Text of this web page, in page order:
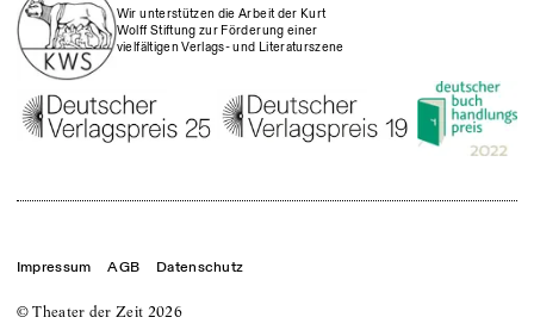
Wir unterstützen die Arbeit der Kurt
Wolff Stiftung zur Förderung einer
vielfältigen Verlags- und Literaturszene
© Theater der Zeit 2026
Impressum AGB Datenschutz